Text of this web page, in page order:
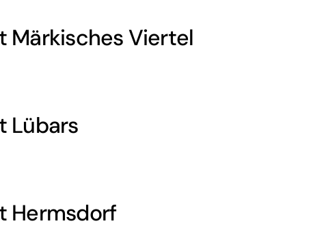
Märkisches Viertel
Lübars
Hermsdorf